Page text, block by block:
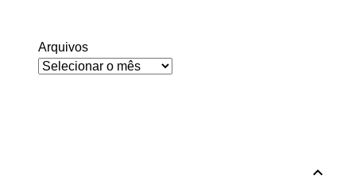
Arquivos
expand_less